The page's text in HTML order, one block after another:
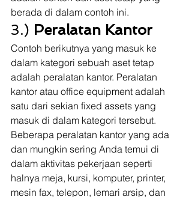
berada di dalam contoh ini.
3.) Peralatan Kantor
Contoh berikutnya yang masuk ke
dalam kategori sebuah aset tetap
adalah peralatan kantor. Peralatan
kantor atau office equipment adalah
satu dari sekian fixed assets yang
masuk di dalam kategori tersebut.
Beberapa peralatan kantor yang ada
dan mungkin sering Anda temui di
dalam aktivitas pekerjaan seperti
halnya meja, kursi, komputer, printer,
mesin fax, telepon, lemari arsip, dan